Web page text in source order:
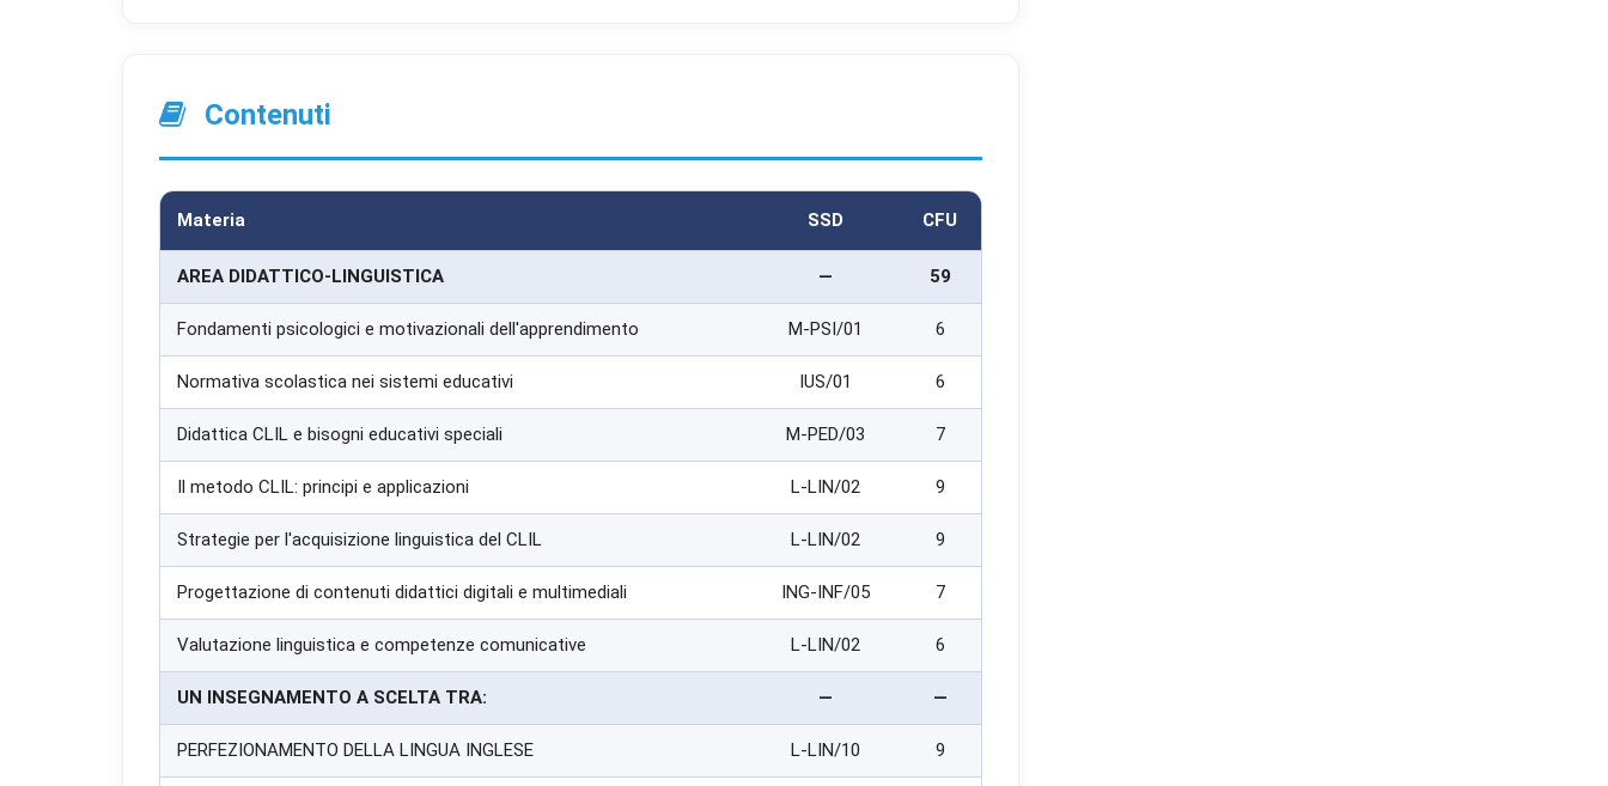
Contenuti
Materia SSD CFU
AREA DIDATTICO-LINGUISTICA — 59
Fondamenti psicologici e motivazionali dell'apprendimento M-PSI/01 6
Normativa scolastica nei sistemi educativi IUS/01 6
Didattica CLIL e bisogni educativi speciali M-PED/03 7
Il metodo CLIL: principi e applicazioni L-LIN/02 9
Strategie per l'acquisizione linguistica del CLIL L-LIN/02 9
Progettazione di contenuti didattici digitali e multimediali ING-INF/05 7
Valutazione linguistica e competenze comunicative L-LIN/02 6
UN INSEGNAMENTO A SCELTA TRA: — —
PERFEZIONAMENTO DELLA LINGUA INGLESE L-LIN/10 9
pertinenti.
Rifiuta tutti Salva preferenze